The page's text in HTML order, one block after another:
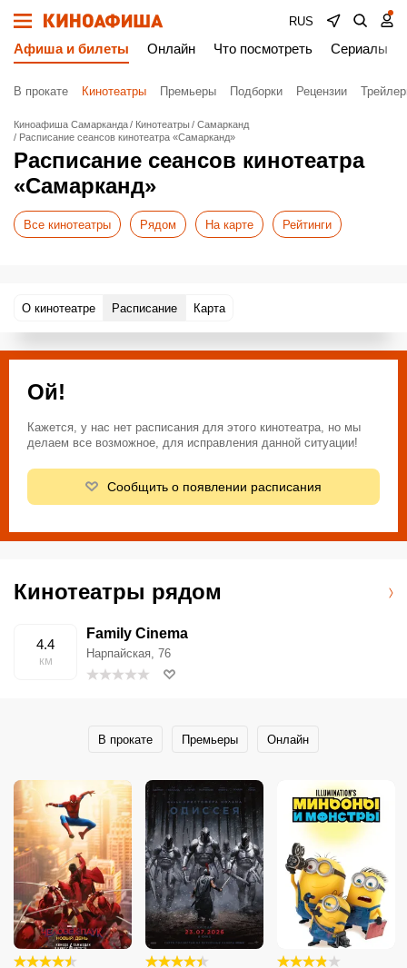
RUS
Афиша и билеты Онлайн Что посмотреть Сериалы
В прокате Кинотеатры Премьеры Подборки Рецензии
Киноафиша Самарканда Кинотеатры
Самарканд
Расписание сеансов кинотеатра «Самарканд»
Расписание сеансов кинотеатра
«Самарканд»
Все кинотеатры Рядом На карте Рейтинги
О кинотеатре Расписание Карта
Ой!
Кажется, у нас нет расписания для этого кинотеатра, но мы
делаем все возможное, для исправления данной ситуации!
Сообщить о появлении расписания
Кинотеатры рядом
4.4
км
Family Cinema
Нарпайская, 76
В прокате Премьеры Онлайн